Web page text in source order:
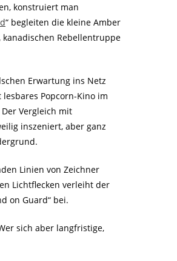
konstruiert man
“ begleiten die kleine Amber
Rebellentruppe
Erwartung ins Netz
Popcorn-Kino im
Vergleich mit
inszeniert, aber ganz
Linien von Zeichner
Lichtflecken verleiht der
on Guard“ bei.
sich aber langfristige,